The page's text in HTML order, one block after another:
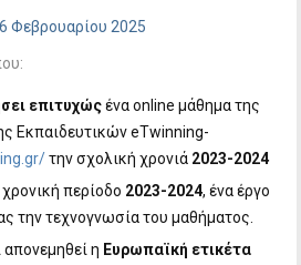
Φεβρουαρίου 2025
επιτυχώςένα online μάθημα της
Εκπαιδευτικών eTwinning-
την σχολική χρονιά 2023-2024
περίοδο 2023-2024, ένα έργο
την τεχνογνωσία του μαθήματος.
απονεμηθεί η Ευρωπαϊκή ετικέτα